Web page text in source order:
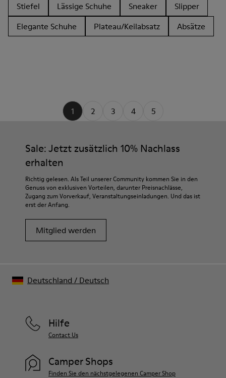
Stiefel
Lässige Schuhe Sneaker
Slipper
Elegante Schuhe
Plateau/Keilabsatz Absätze
1 2 3 4 5
Sale: Jetzt zusätzlich 10% Nachlass
erhalten
Richtig gelesen. Als Teil unserer Community kommen Sie in den
Genuss von exklusiven Vorteilen, darunter Preisnachlässe,
Zugang zum Vorverkauf, Veranstaltungseinladungen. Und das ist
erst der Anfang.
Mitglied werden
Hilfe
Contact Us
Camper Shops
Finden Sie den nächstgelegenen Camper Shop
Deutschland / Deutsch